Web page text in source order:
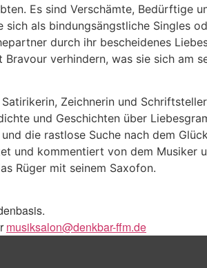
Es sind Verschämte, Bedürftige
sich als bindungsängstliche Singles
durch ihr bescheidenes
Bravour verhindern, was sie sich am
Zeichnerin und
und Geschichten über
die rastlose Suche nach dem
und kommentiert von dem Musiker
Rüger mit seinem Saxofon.
musiksalon@denkbar-ffm.de